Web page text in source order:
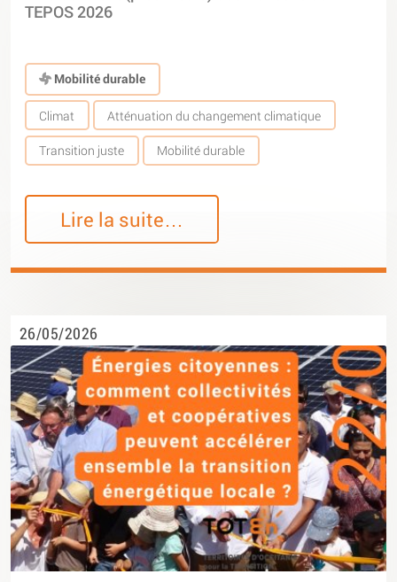
TEPOS 2026
Mobilité durable
Climat Atténuation du changement climatique
Transition juste Mobilité durable
Lire la suite…
26/05/2026